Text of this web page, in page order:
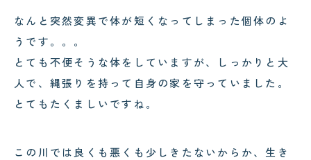
なんと突然変異で体が短くなってしまった個体のよ
うです。。。
とても不便そうな体をしていますが、しっかりと大
人で、縄張りを持って自身の家を守っていました。
とてもたくましいですね。
この川では良くも悪くも少しきたないからか、生き